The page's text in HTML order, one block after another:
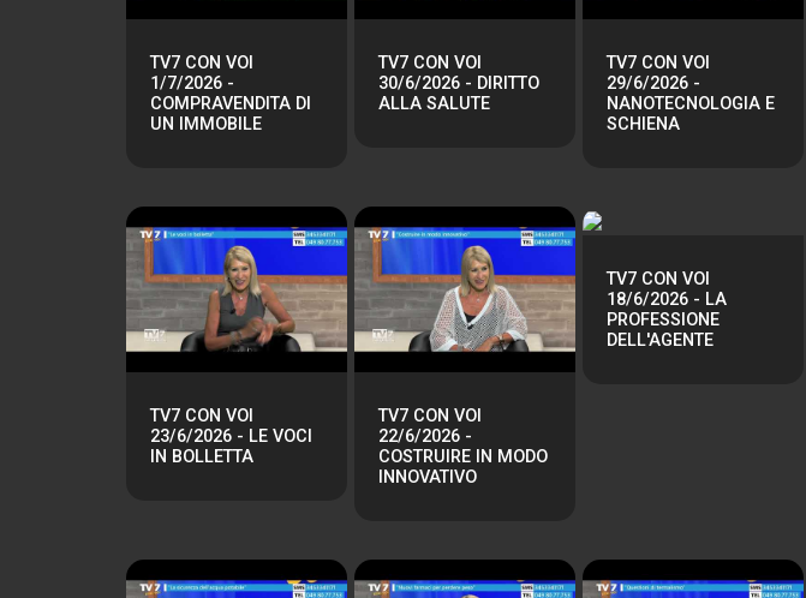
TV7 CON VOI
1/7/2026 -
COMPRAVENDITA DI
UN IMMOBILE
TV7 CON VOI
30/6/2026 - DIRITTO
ALLA SALUTE
TV7 CON VOI
29/6/2026 -
NANOTECNOLOGIA E
SCHIENA
TV7 CON VOI
23/6/2026 - LE VOCI
IN BOLLETTA
TV7 CON VOI
22/6/2026 -
COSTRUIRE IN MODO
INNOVATIVO
TV7 CON VOI
18/6/2026 - LA
PROFESSIONE
DELL'AGENTE